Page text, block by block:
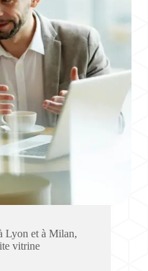
Lyon et à Milan,
vitrine